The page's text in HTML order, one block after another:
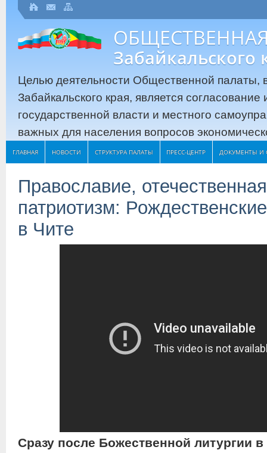
Забайкальского
Целью деятельности Общественной палаты,
Забайкальского края, является
государственной власти и местного
важных для населения вопросов
ГЛАВНАЯ НОВОСТИ СТРУКТУРА ПАЛАТЫ ПРЕСС-ЦЕНТР ДОКУМЕНТЫ И
Православие,
патриотизм:
в Чите
Сразу после Божественной литургии